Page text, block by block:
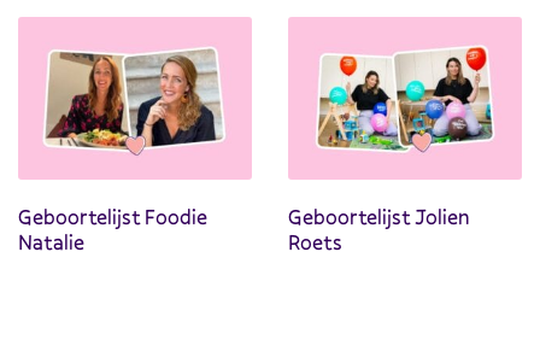
Geboortelijst Foodie
Natalie
Geboortelijst Jolien
Roets